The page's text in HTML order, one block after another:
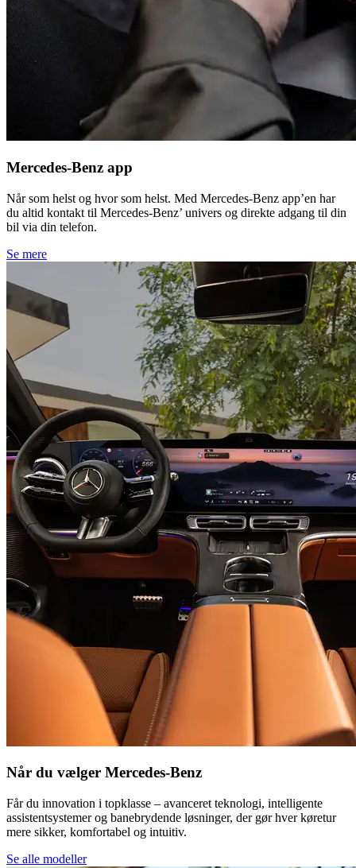
Mercedes-Benz app
Når som helst og hvor som helst. Med Mercedes-Benz app’en har
du altid kontakt til Mercedes-Benz’ univers og direkte adgang til din
bil via din telefon.
Se mere
Når du vælger Mercedes-Benz
Får du innovation i topklasse – avanceret teknologi, intelligente
assistentsystemer og banebrydende løsninger, der gør hver køretur
mere sikker, komfortabel og intuitiv.
Se alle modeller